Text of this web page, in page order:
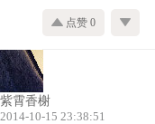
点赞 0
紫霄香榭
2014-10-15 23:38:51